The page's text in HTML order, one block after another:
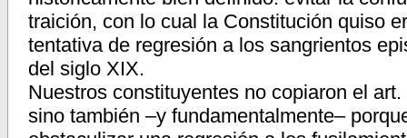
traición, con lo cual la Constitución quiso
tentativa de regresión a los sangrientos
del siglo XIX.
Nuestros constituyentes no copiaron el
sino también –y fundamentalmente–